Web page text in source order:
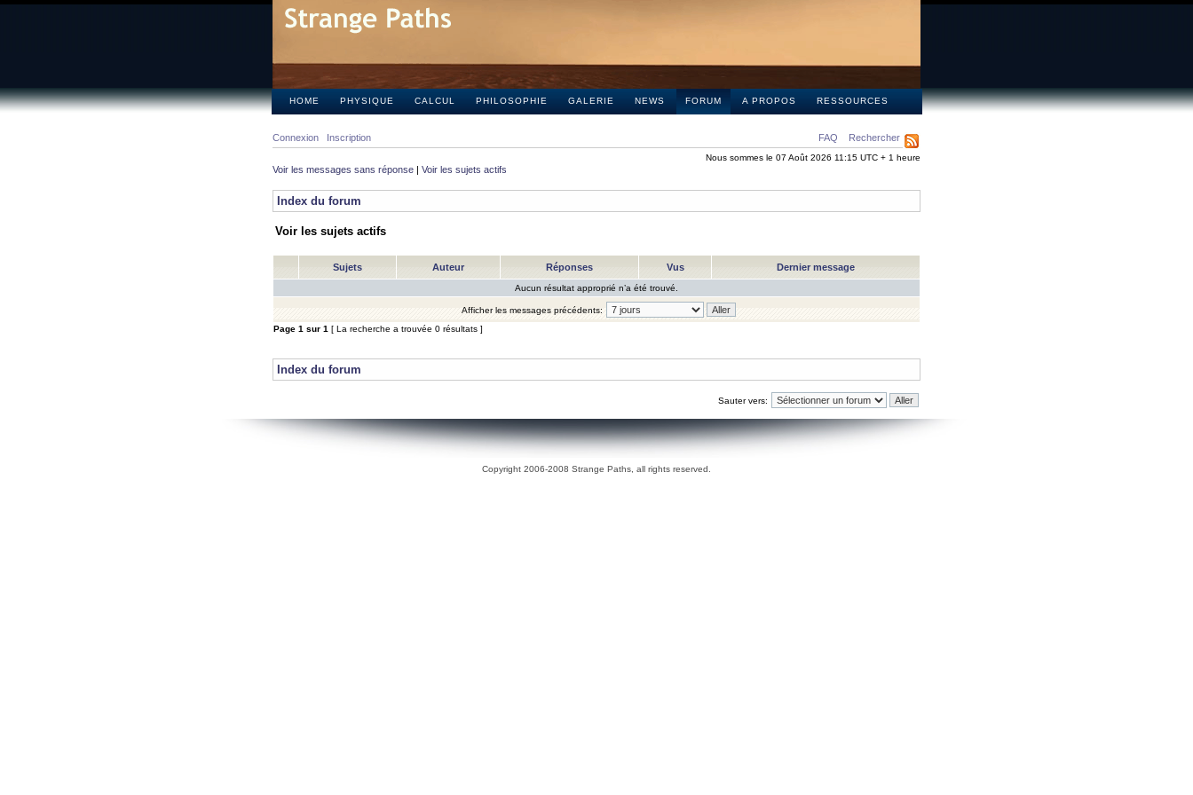
HOME PHYSIQUE CALCUL PHILOSOPHIE GALERIE NEWS FORUM A PROPOS RESSOURCES
FAQ Rechercher
Connexion Inscription
Nous sommes le 07 Août 2026 11:15 UTC + 1 heure
Voir les messages sans réponse | Voir les sujets actifs
Index du forum
Voir les sujets actifs
Sujets Auteur Réponses Vus Dernier message
Aucun résultat approprié n’a été trouvé.
Afficher les messages précédents:
Page 1 sur 1 [ La recherche a trouvée 0 résultats ]
Index du forum
Sauter vers:
Copyright 2006-2008 Strange Paths, all rights reserved.